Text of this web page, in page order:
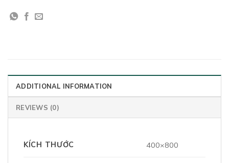
ADDITIONAL INFORMATION
REVIEWS (0)
KÍCH THƯỚC 400×800